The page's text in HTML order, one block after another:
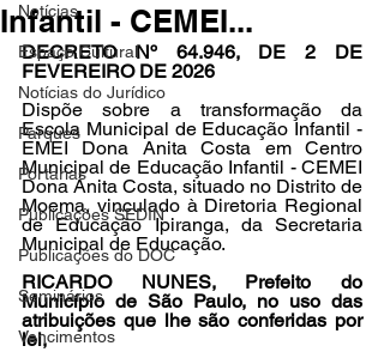
Notícias
Espaço Cultural
Notícias do Jurídico
Parques
Portarias
Publicações SEDIN
Publicações do DOC
Seminários
Vencimentos
Infantil - CEMEI...
DECRETO Nº 64.946, DE 2 DE
FEVEREIRO DE 2026
Dispõe sobre a transformação da
Escola Municipal de Educação Infantil -
EMEI Dona Anita Costa em Centro
Municipal de Educação Infantil - CEMEI
Dona Anita Costa, situado no Distrito de
Moema, vinculado à Diretoria Regional
de Educação Ipiranga, da Secretaria
Municipal de Educação.
RICARDO NUNES, Prefeito do
Município de São Paulo, no uso das
atribuições que lhe são conferidas por
lei,